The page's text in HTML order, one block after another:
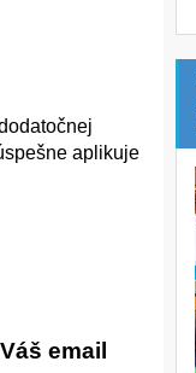
aplikuje
Váš email